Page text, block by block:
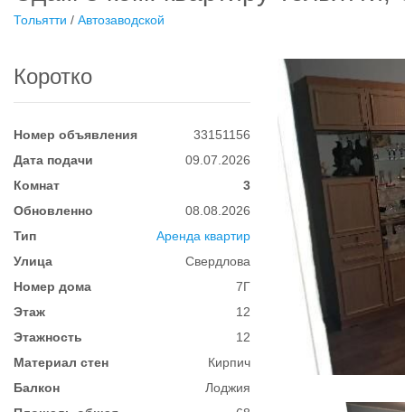
Тольятти / Автозаводской
Коротко
Номер объявления
33151156
Дата подачи
09.07.2026
Комнат
3
Обновленно
08.08.2026
Тип
Аренда квартир
Улица
Свердлова
Номер дома
7Г
Этаж
12
Этажность
12
Материал стен
Кирпич
Балкон
Лоджия